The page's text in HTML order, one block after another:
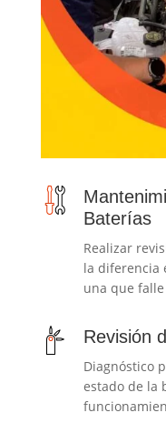
Baterías
Realizar
la diferencia
una que
Revisión
Diagnóstico
estado de la